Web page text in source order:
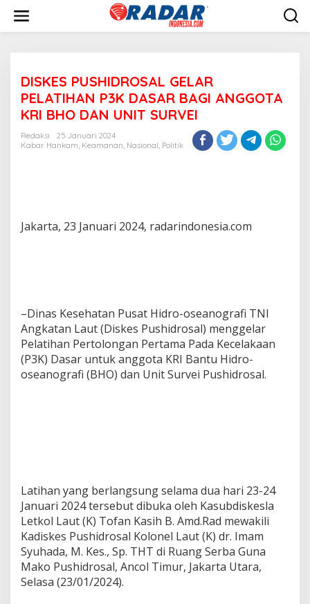
w
DISKES PUSHIDROSAL GELAR
PELATIHAN P3K DASAR BAGI ANGGOTA
KRI BHO DAN UNIT SURVEI
Redaksi
25 Januari 2024
Kabar Hankam, Keamanan, Nasional, Politik
Jakarta, 23 Januari 2024, radarindonesia.com
–Dinas Kesehatan Pusat Hidro-oseanografi TNI
Angkatan Laut (Diskes Pushidrosal) menggelar
Pelatihan Pertolongan Pertama Pada Kecelakaan
(P3K) Dasar untuk anggota KRI Bantu Hidro-
oseanografi (BHO) dan Unit Survei Pushidrosal.
Latihan yang berlangsung selama dua hari 23-24
Januari 2024 tersebut dibuka oleh Kasubdiskesla
Letkol Laut (K) Tofan Kasih B. Amd.Rad mewakili
Kadiskes Pushidrosal Kolonel Laut (K) dr. Imam
Syuhada, M. Kes., Sp. THT di Ruang Serba Guna
Mako Pushidrosal, Ancol Timur, Jakarta Utara,
Selasa (23/01/2024).